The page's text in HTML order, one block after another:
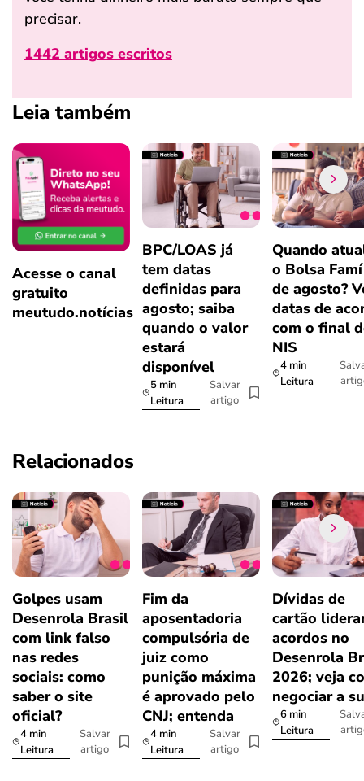
precisar.
1442 artigos escritos
Leia também
Acesse o canal
gratuito
meutudo.notícias
BPC/LOAS já
tem datas
definidas para
agosto; saiba
quando o valor
estará
disponível
5 min
Leitura
Salvar
artigo
Quando
o Bolsa
de agosto?
datas de
com o final
NIS
4 min
Leitura
Relacionados
Golpes usam
Desenrola Brasil
com link falso
nas redes
sociais: como
saber o site
oficial?
4 min
Leitura
Salvar
artigo
Fim da
aposentadoria
compulsória de
juiz como
punição máxima
é aprovado pelo
CNJ; entenda
4 min
Leitura
Salvar
artigo
Dívidas de
cartão
acordos no
Desenrola
2026; veja
negociar a
6 min
Leitura